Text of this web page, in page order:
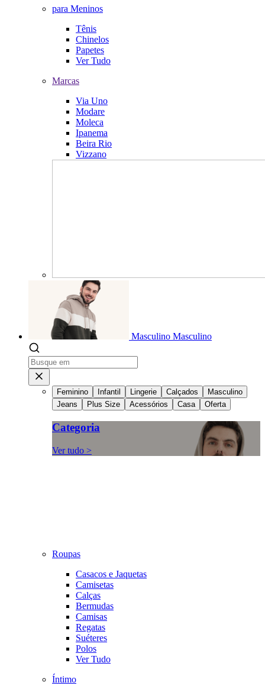
para Meninos
Tênis
Chinelos
Papetes
Ver Tudo
Marcas
Via Uno
Modare
Moleca
Ipanema
Beira Rio
Vizzano
Masculino Masculino
Feminino Infantil Lingerie Calçados
Masculino
Jeans
Plus Size Acessórios Casa Oferta
Categoria
Ver tudo >
Roupas
Casacos e Jaquetas
Camisetas
Calças
Bermudas
Camisas
Regatas
Suéteres
Polos
Ver Tudo
Íntimo